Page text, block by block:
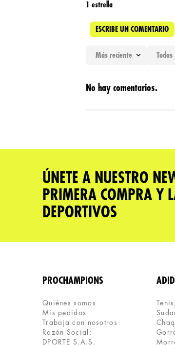
1 estrella
ESCRIBE UN COMENTARIO
★★★★★
Dirección de email
ENVIAR
Más reciente Todos
No hay comentarios.
ÚNETE A NUESTRO
PRIMERA COMPRA Y
DEPORTIVOS
PROCHAMPIONS
Quiénes somos
Mis pedidos
Trabaja con nosotros
Razón Social:
DPORTE S.A.S.